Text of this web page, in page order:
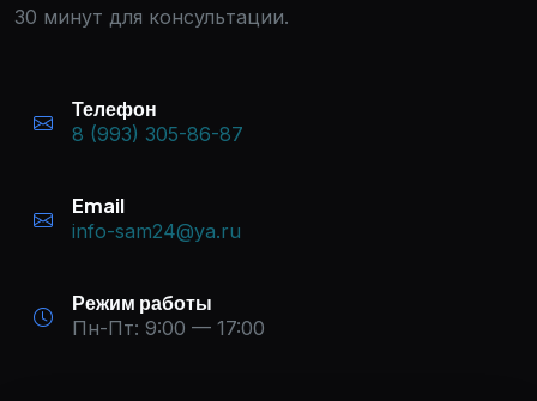
30 минут для консультации.
Телефон
8 (993) 305-86-87
Email
info-sam24@ya.ru
Режим работы
Пн-Пт: 9:00 — 17:00